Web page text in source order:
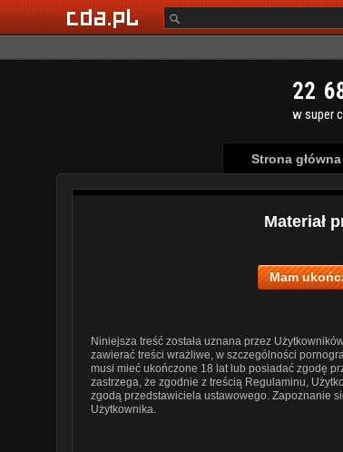
22 6
w super
Strona główna
Materiał
Mam
Niniejsza treść została uznana przez
zawierać treści wrażliwe, w szczególności
musi mieć ukończone 18 lat lub posiadać zgodę
zastrzega, że zgodnie z treścią Regulaminu,
zgodą przedstawiciela ustawowego. Zapoznanie
Użytkownika.